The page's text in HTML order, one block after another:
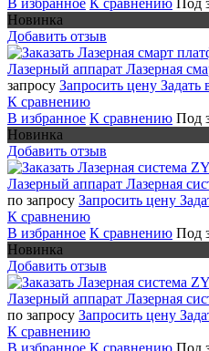
Новинка
Добавить отзыв
Лазерный аппарат Лазерная
запросу Запросить цену Задать
К сравнению
В избранное К сравнению Под
Новинка
Добавить отзыв
Лазерный аппарат Лазерная
по запросу Запросить цену
К сравнению
В избранное К сравнению Под
Новинка
Добавить отзыв
Лазерный аппарат Лазерная
по запросу Запросить цену
К сравнению
В избранное К сравнению Под